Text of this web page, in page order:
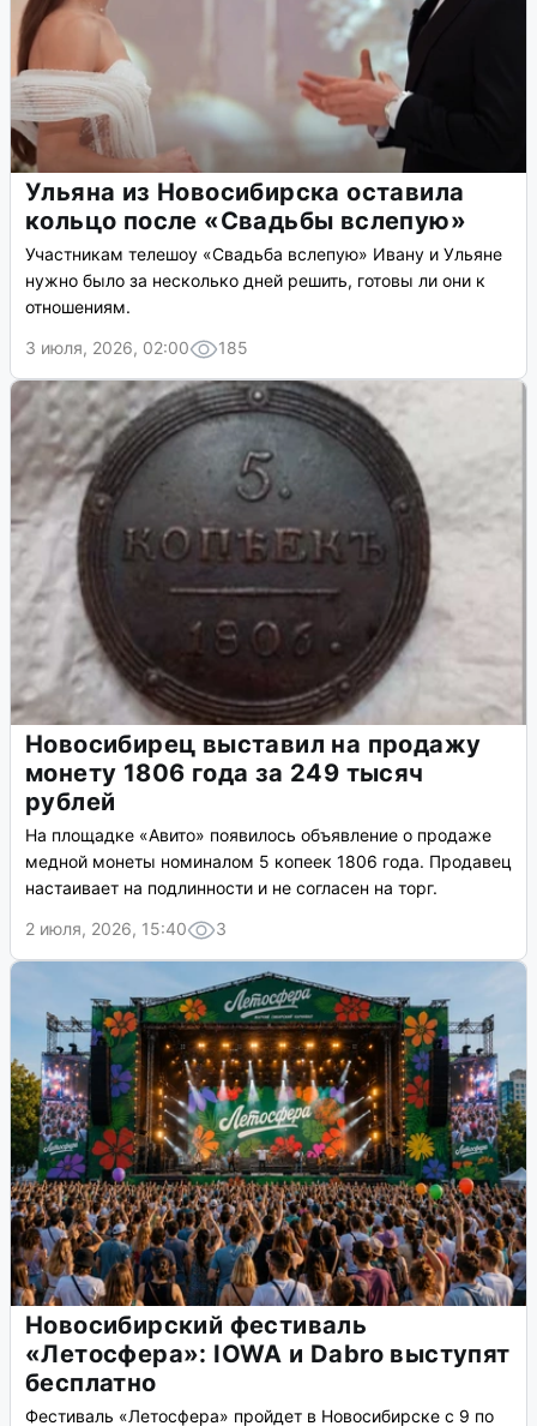
Ульяна из Новосибирска оставила
кольцо после «Свадьбы вслепую»
Участникам телешоу «Свадьба вслепую» Ивану и Ульяне
нужно было за несколько дней решить, готовы ли они к
отношениям.
3 июля, 2026, 02:00
185
Новосибирец выставил на продажу
монету 1806 года за 249 тысяч
рублей
На площадке «Авито» появилось объявление о продаже
медной монеты номиналом 5 копеек 1806 года. Продавец
настаивает на подлинности и не согласен на торг.
2 июля, 2026, 15:40
3
Новосибирский фестиваль
«Летосфера»: IOWA и Dabro выступят
бесплатно
Фестиваль «Летосфера» пройдет в Новосибирске с 9 по